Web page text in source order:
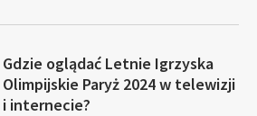
Gdzie oglądać Letnie Igrzyska
Olimpijskie Paryż 2024 w telewizji
i internecie?